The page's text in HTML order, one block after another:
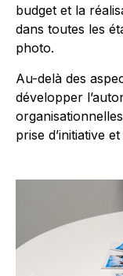
budget et la
dans toutes les
photo.
Au-delà des
développer
prise d’initiative